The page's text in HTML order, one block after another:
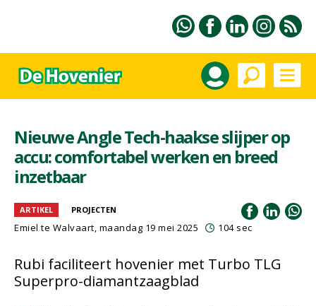
Nieuwe Angle Tech-haakse slijper op
accu: comfortabel werken en breed
inzetbaar
ARTIKEL PROJECTEN
Emiel te Walvaart, maandag 19 mei 2025 104 sec
Rubi faciliteert hovenier met Turbo TLG
Superpro-diamantzaagblad